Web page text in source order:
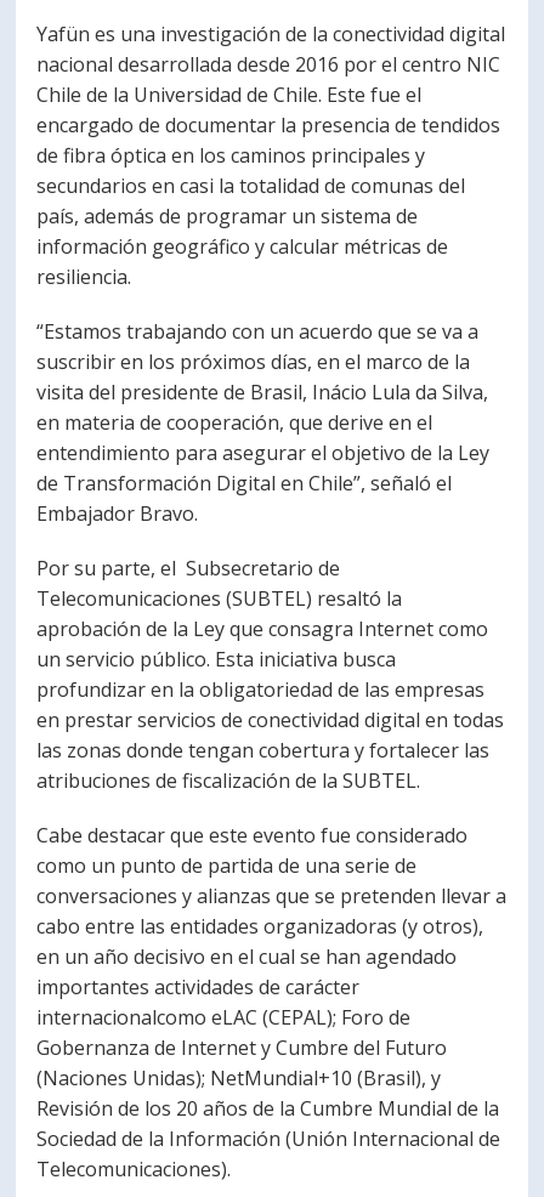
Yafün es una investigación de la conectividad digital
nacional desarrollada desde 2016 por el centro NIC
Chile de la Universidad de Chile. Este fue el
encargado de documentar la presencia de tendidos
de fibra óptica en los caminos principales y
secundarios en casi la totalidad de comunas del
país, además de programar un sistema de
información geográfico y calcular métricas de
resiliencia.
“Estamos trabajando con un acuerdo que se va a
suscribir en los próximos días, en el marco de la
visita del presidente de Brasil, Inácio Lula da Silva,
en materia de cooperación, que derive en el
entendimiento para asegurar el objetivo de la Ley
de Transformación Digital en Chile”, señaló el
Embajador Bravo.
Por su parte, el Subsecretario de
Telecomunicaciones (SUBTEL) resaltó la
aprobación de la Ley que consagra Internet como
un servicio público. Esta iniciativa busca
profundizar en la obligatoriedad de las empresas
en prestar servicios de conectividad digital en todas
las zonas donde tengan cobertura y fortalecer las
atribuciones de fiscalización de la SUBTEL.
Cabe destacar que este evento fue considerado
como un punto de partida de una serie de
conversaciones y alianzas que se pretenden llevar a
cabo entre las entidades organizadoras (y otros),
en un año decisivo en el cual se han agendado
importantes actividades de carácter
internacionalcomo eLAC (CEPAL); Foro de
Gobernanza de Internet y Cumbre del Futuro
(Naciones Unidas); NetMundial+10 (Brasil), y
Revisión de los 20 años de la Cumbre Mundial de la
Sociedad de la Información (Unión Internacional de
Telecomunicaciones).